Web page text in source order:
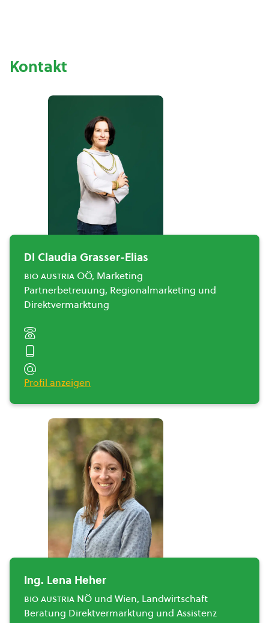
Kontakt
DI Claudia Grasser-Elias
bio austria OÖ, Marketing
Partnerbetreuung, Regionalmarketing und
Direktvermarktung
Profil anzeigen
Ing. Lena Heher
bio austria NÖ und Wien, Landwirtschaft
Beratung Direktvermarktung und Assistenz